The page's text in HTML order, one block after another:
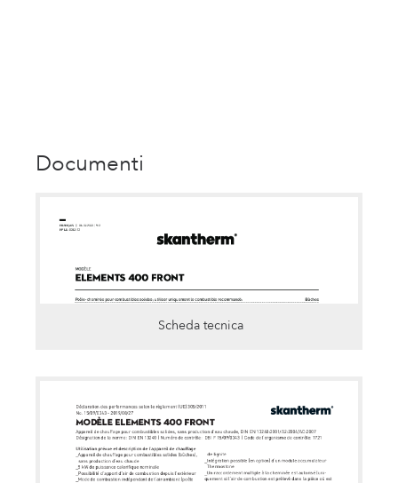
Documenti
Scheda tecnica